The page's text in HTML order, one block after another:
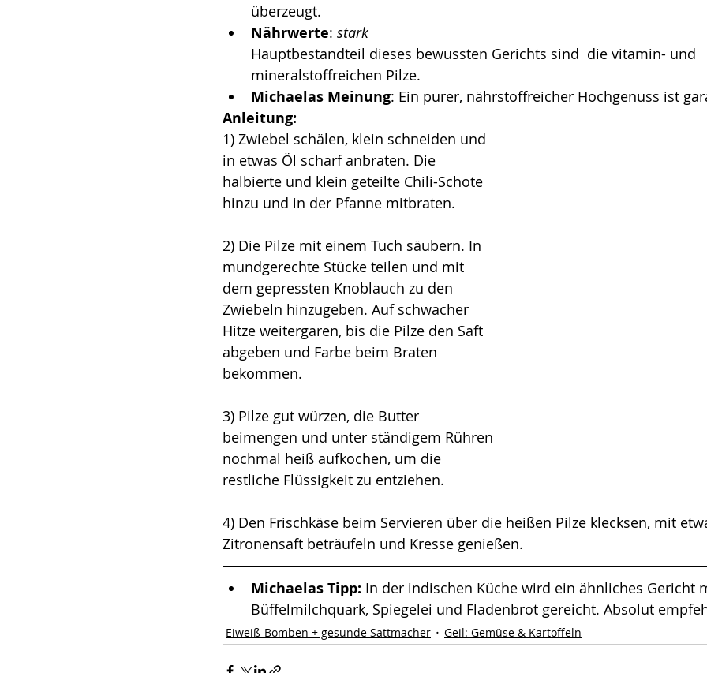
überzeugt.
Nährwerte: stark
Hauptbestandteil dieses bewussten Gerichts sind  die vitamin- und
mineralstoffreichen Pilze.
Michaelas Meinung: Ein purer, nährstoffreicher Hochgenuss ist
Anleitung:
1) Zwiebel schälen, klein schneiden und
in etwas Öl scharf anbraten. Die
halbierte und klein geteilte Chili-Schote
hinzu und in der Pfanne mitbraten.
2) Die Pilze mit einem Tuch säubern. In
mundgerechte Stücke teilen und mit
dem gepressten Knoblauch zu den
Zwiebeln hinzugeben. Auf schwacher
Hitze weitergaren, bis die Pilze den Saft
abgeben und Farbe beim Braten
bekommen.
3) Pilze gut würzen, die Butter
beimengen und unter ständigem Rühren
nochmal heiß aufkochen, um die
restliche Flüssigkeit zu entziehen.
4) Den Frischkäse beim Servieren über die heißen Pilze klecksen, mit
Zitronensaft beträufeln und Kresse genießen.
Michaelas Tipp: In der indischen Küche wird ein ähnliches Gericht
Büffelmilchquark, Spiegelei und Fladenbrot gereicht. Absolut
Eiweiß-Bomben + gesunde Sattmacher Geil: Gemüse & Kartoffeln